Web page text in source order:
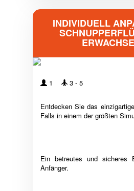
INDIVIDUELL
1 3 - 5
Entdecken Sie das
Falls in einem der größten
Ein betreutes und sicheres
Anfänger.